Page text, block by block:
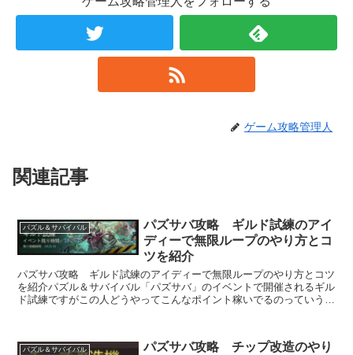
ゲーム攻略管理人
関連記事
パズル＆サバイバル
パズサバ攻略 ギルド試練のアイ
ディーで無限ループのやり方とコ
ツを紹介
パズサバ攻略 ギルド試練のアイディーで無限ループのやり方とコツ
を紹介パズル＆サバイバル「パズサバ」のイベントで開催されるギル
ド試練ですがこの人どうやってこんなポイント稼いでるのっていう方
パズル＆サバイバル
パズサバ攻略 チップ改造のやり